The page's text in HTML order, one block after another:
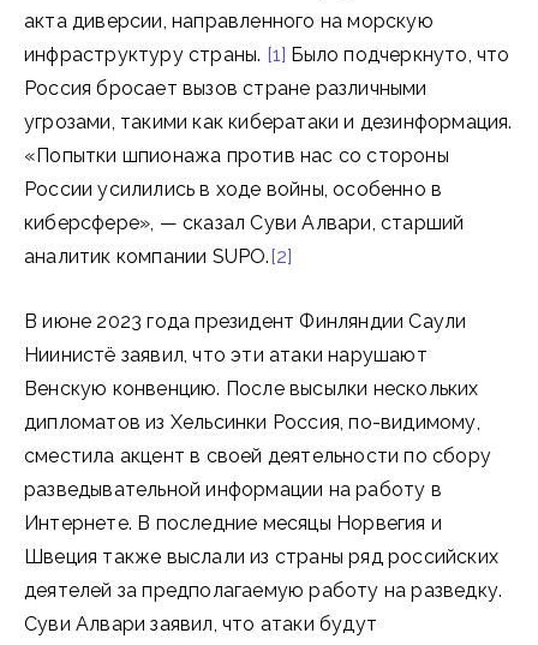
акта диверсии, направленного на морскую
инфраструктуру страны. [1] Было подчеркнуто, что
Россия бросает вызов стране различными
угрозами, такими как кибератаки и дезинформация.
«Попытки шпионажа против нас со стороны
России усилились в ходе войны, особенно в
киберсфере», — сказал Суви Алвари, старший
аналитик компании SUPO.[2]
В июне 2023 года президент Финляндии Саули
Ниинистё заявил, что эти атаки нарушают
Венскую конвенцию. После высылки нескольких
дипломатов из Хельсинки Россия, по-видимому,
сместила акцент в своей деятельности по сбору
разведывательной информации на работу в
Интернете. В последние месяцы Норвегия и
Швеция также выслали из страны ряд российских
деятелей за предполагаемую работу на разведку.
Суви Алвари заявил, что атаки будут